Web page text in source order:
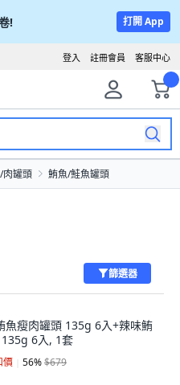
! 打開 App
客服中心
註冊會員
登入
肉罐頭 鮪魚/鮭魚罐頭
篩選器
魚瘦肉罐頭 135g 6入+辣味鮪
6入, 1套
價 56%$679